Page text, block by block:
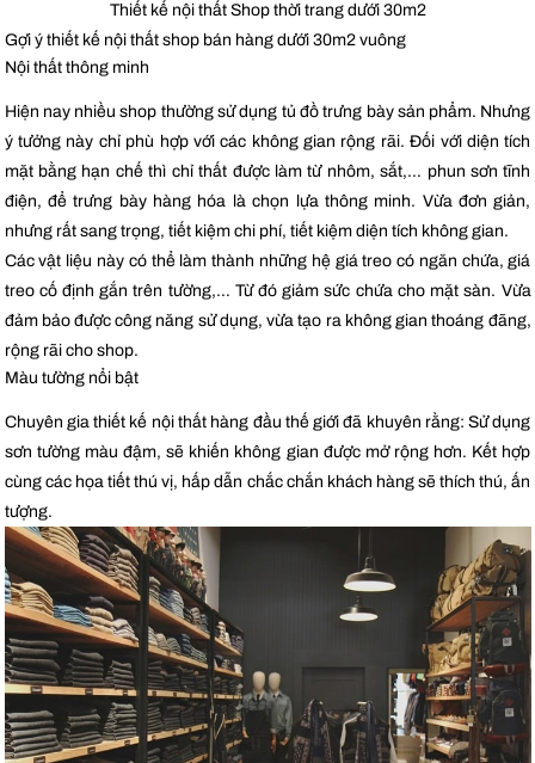
Thiết kế nội thất Shop thời trang dưới 30m2
Gợi ý thiết kế nội thất shop bán hàng dưới 30m2 vuông
Nội thất thông minh
Hiện nay nhiều shop thường sử dụng tủ đồ trưng bày sản phẩm. Nhưng
ý tưởng này chỉ phù hợp với các không gian rộng rãi. Đối với diện tích
mặt bằng hạn chế thì chỉ thất được làm từ nhôm, sắt,… phun sơn tĩnh
điện, để trưng bày hàng hóa là chọn lựa thông minh. Vừa đơn giản,
nhưng rất sang trọng, tiết kiệm chi phí, tiết kiệm diện tích không gian.
Các vật liệu này có thể làm thành những hệ giá treo có ngăn chứa, giá
treo cố định gắn trên tường,… Từ đó giảm sức chứa cho mặt sàn. Vừa
đảm bảo được công năng sử dụng, vừa tạo ra không gian thoáng đãng,
rộng rãi cho shop.
Màu tường nổi bật
Chuyên gia thiết kế nội thất hàng đầu thế giới đã khuyên rằng: Sử dụng
sơn tường màu đậm, sẽ khiến không gian được mở rộng hơn. Kết hợp
cùng các họa tiết thú vị, hấp dẫn chắc chắn khách hàng sẽ thích thú, ấn
tượng.